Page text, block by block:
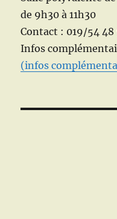
de 9h30 à 11h30
Contact : 019/54 48
Infos
(infos